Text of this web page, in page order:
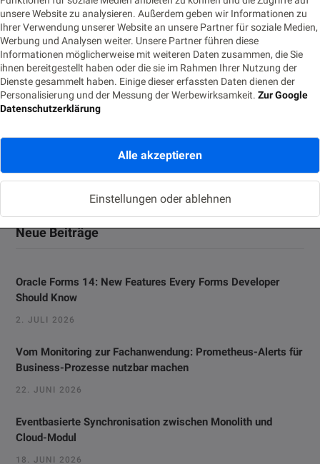
unsere Website zu analysieren. Außerdem geben wir Informationen zu
Ihrer Verwendung unserer Website an unsere Partner für soziale Medien,
Werbung und Analysen weiter. Unsere Partner führen diese
Informationen möglicherweise mit weiteren Daten zusammen, die Sie
ihnen bereitgestellt haben oder die sie im Rahmen Ihrer Nutzung der
Dienste gesammelt haben. Einige dieser erfassten Daten dienen der
Personalisierung und der Messung der Werbewirksamkeit. Zur Google
Datenschutzerklärung
Alle akzeptieren
Einstellungen oder ablehnen
und kommt sie pünktlich?
18. OKTOBER 2016 481 AUFRUFE
MQTT[1] (Message Queue Telemetry Transport) hat sich in den
letzten Jahren zu einem wichtigen Nachrichtenprotokoll im
Bereich IoT durchgesetzt. Mit…
Neue Beiträge
Oracle Forms 14: New Features Every Forms Developer
Should Know
2. JULI 2026
Vom Monitoring zur Fachanwendung: Prometheus-Alerts für
Business-Prozesse nutzbar machen
22. JUNI 2026
Eventbasierte Synchronisation zwischen Monolith und
Cloud-Modul
18. JUNI 2026